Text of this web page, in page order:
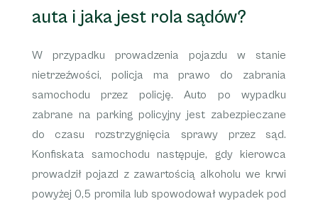
auta i jaka jest rola sądów?
W przypadku prowadzenia pojazdu w stanie
nietrzeźwości, policja ma prawo do zabrania
samochodu przez policję. Auto po wypadku
zabrane na parking policyjny jest zabezpieczane
do czasu rozstrzygnięcia sprawy przez sąd.
Konfiskata samochodu następuje, gdy kierowca
prowadził pojazd z zawartością alkoholu we krwi
powyżej 0,5 promila lub spowodował wypadek pod